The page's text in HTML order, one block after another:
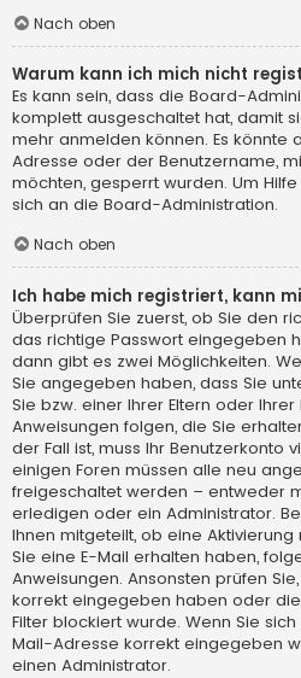
Nach oben
Warum kann ich mich nicht
Es kann sein, dass die Board-
komplett ausgeschaltet hat, damit
mehr anmelden können. Es könnte
Adresse oder der Benutzername,
möchten, gesperrt wurden. Um
sich an die Board-Administration.
Nach oben
Ich habe mich registriert, kann
Überprüfen Sie zuerst, ob Sie den
das richtige Passwort eingegeben
dann gibt es zwei Möglichkeiten.
Sie angegeben haben, dass Sie
Sie bzw. einer Ihrer Eltern oder
Anweisungen folgen, die Sie
der Fall ist, muss Ihr Benutzerkonto
einigen Foren müssen alle neu
freigeschaltet werden – entweder
erledigen oder ein Administrator.
Ihnen mitgeteilt, ob eine
Sie eine E-Mail erhalten haben,
Anweisungen. Ansonsten prüfen
korrekt eingegeben haben oder
Filter blockiert wurde. Wenn Sie
Mail-Adresse korrekt eingegeben
einen Administrator.